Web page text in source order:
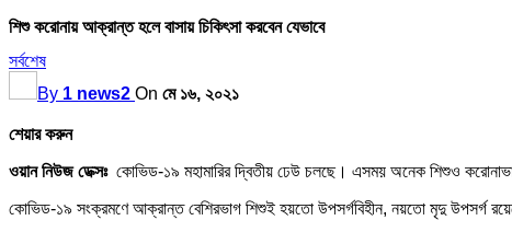
শিশু করোনায় আক্রান্ত হলে বাসায় চিকিৎসা করবেন যেভাবে
সর্বশেষ
By 1 news2 On মে ১৬, ২০২১
শেয়ার করুন
ওয়ান নিউজ ডেক্সঃ কোভিড-১৯ মহামারির দ্বিতীয় ঢেউ চলছে। এসময় অনেক শিশুও
কোভিড-১৯ সংক্রমণে আক্রান্ত বেশিরভাগ শিশুই হয়তো উপসর্গবিহীন, নয়তো মৃদু উপসর্গ